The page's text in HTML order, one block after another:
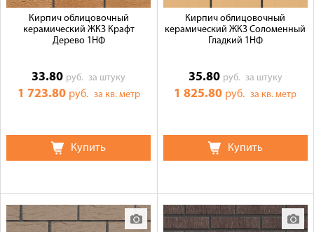
Кирпич облицовочный
керамический ЖКЗ Крафт
Дерево 1НФ
33.80 руб.за штуку
1 723.80 руб. за кв. метр
Купить
Кирпич облицовочный
керамический ЖКЗ Соломенный
Гладкий 1НФ
35.80 руб. за штуку
1 825.80 руб.за кв. метр
Купить